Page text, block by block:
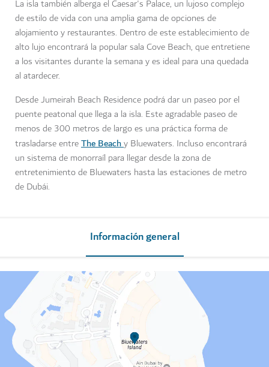
La isla también alberga el Caesar's Palace, un lujoso complejo
de estilo de vida con una amplia gama de opciones de
alojamiento y restaurantes. Dentro de este establecimiento de
alto lujo encontrará la popular sala Cove Beach, que entretiene
a los visitantes durante la semana y es ideal para una quedada
al atardecer.
Desde Jumeirah Beach Residence podrá dar un paseo por el
puente peatonal que llega a la isla. Este agradable paseo de
menos de 300 metros de largo es una práctica forma de
trasladarse entreThe Beachy Bluewaters. Incluso encontrará
un sistema de monorraíl para llegar desde la zona de
entretenimiento de Bluewaters hasta las estaciones de metro
de Dubái.
Información general